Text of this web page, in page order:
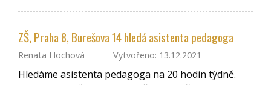
ZŠ, Praha 8, Burešova 14 hledá asistenta pedagoga
Renata Hochová Vytvořeno: 13.12.2021
Hledáme asistenta pedagoga na 20 hodin týdně.